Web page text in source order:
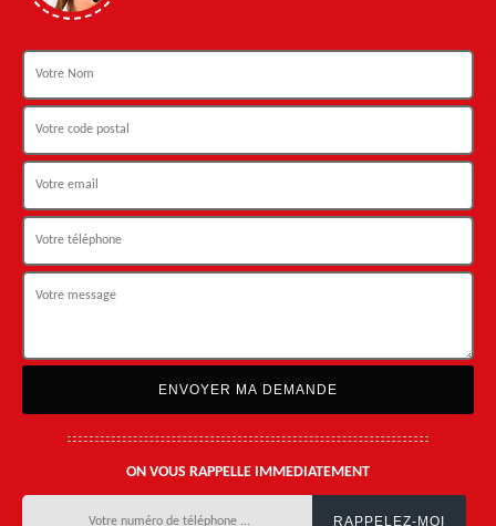
ON VOUS RAPPELLE IMMEDIATEMENT